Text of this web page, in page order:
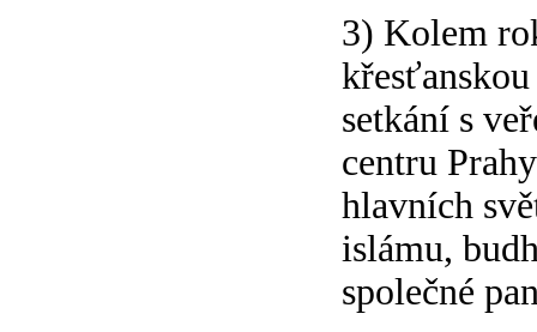
3) Kolem
setkání s
centru
hlavních
islámu,
společné